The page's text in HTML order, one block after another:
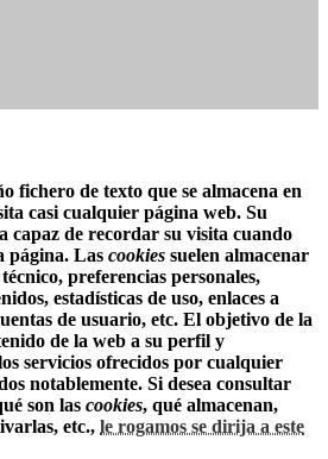
fichero de texto que se almacena en
casi cualquier página web. Su
capaz de recordar su visita cuando
página. Las cookies suelen almacenar
preferencias personales,
estadísticas de uso, enlaces a
de usuario, etc. El objetivo de la
de la web a su perfil y
servicios ofrecidos por cualquier
notablemente. Si desea consultar
son las cookies, qué almacenan,
etc., le rogamos se dirija a este